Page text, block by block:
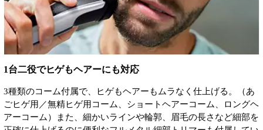
1台二役でヒゲもヘアーにも対応
3種類のコーム付属で、ヒゲもヘアーもムラなく仕上げる。（あ
ごヒゲ用／無精ヒゲ用コーム、ショートヘアーコーム、ロングヘ
アーコーム）また、細かいラインや輪郭、眉毛の長さなど細部を